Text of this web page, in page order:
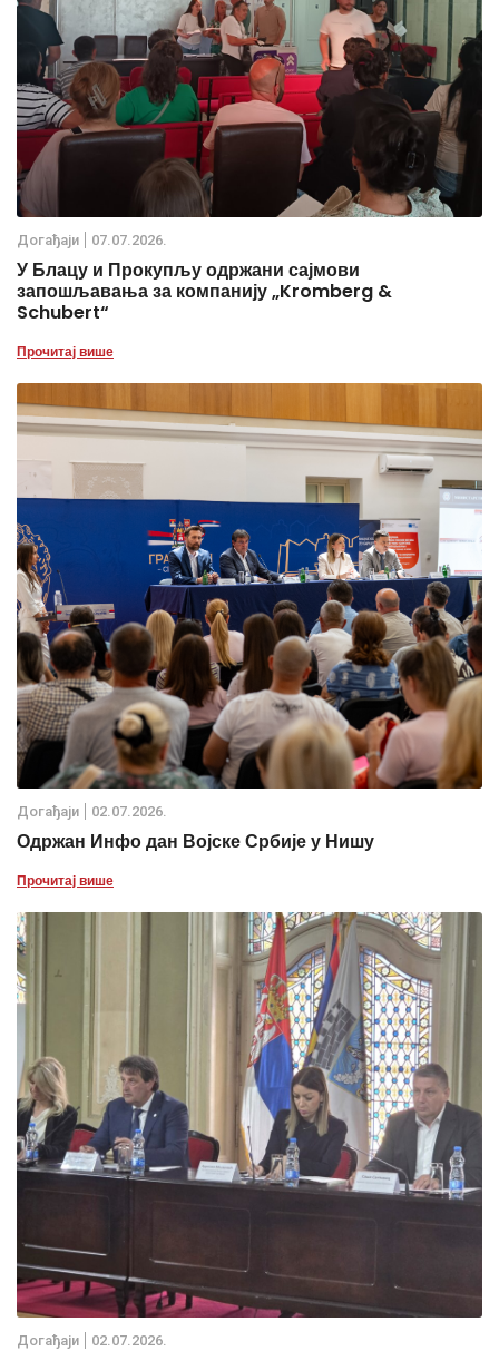
Дoгађаjи 07.07.2026.
У Блацу и Прокупљу одржани сајмови
запошљавања за компанију „Kromberg &
Schubert“
Прочитај више
Дoгађаjи 02.07.2026.
Одржан Инфо дан Војске Србије у Нишу
Прочитај више
Дoгађаjи 02.07.2026.